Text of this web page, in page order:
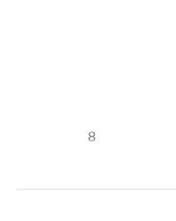
        8